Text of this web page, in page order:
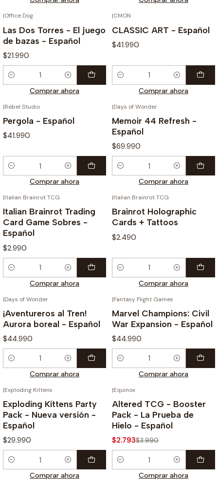
|Office Dog
Las Dos Torres - El juego
de bazas - Español
$21.990
Cantidad
Comprar ahora
|CMON
CLASSIC ART - Español
$41.990
Cantidad
Comprar ahora
|Rebel Studio
Pergola - Español
$41.990
Cantidad
Comprar ahora
|Days of Wonder
Memoir 44 Refresh -
Español
$69.990
Cantidad
Comprar ahora
|Italian Brainrot TCG
Italian Brainrot Trading
Card Game Sobres -
Español
$2.990
Cantidad
Comprar ahora
|Italian Brainrot TCG
Brainrot Holographic
Cards + Tattoos
$2.490
Cantidad
Comprar ahora
|Days of Wonder
¡Aventureros al Tren!
Aurora boreal - Español
$44.990
Cantidad
Comprar ahora
|Fantasy Flight Games
Marvel Champions: Civil
War Expansion - Español
$44.990
Cantidad
Comprar ahora
|Exploding Kittens
Exploding Kittens Party
Pack - Nueva versión -
Español
$29.990
Cantidad
Comprar ahora
-30%
|Equinox
Altered TCG - Booster
Pack - La Prueba de
Hielo - Español
$2.793$3.990
Cantidad
Comprar ahora